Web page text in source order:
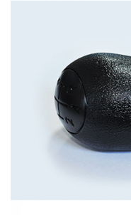
Intretinere motor
Curatare generala
Restaurare faruri
Spalare si detailing rapid
Decontaminare vopsea
Intretinere vopsea
Intretinere moto